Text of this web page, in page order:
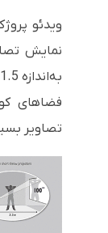
ویدئو
فضاهای
تصاویر